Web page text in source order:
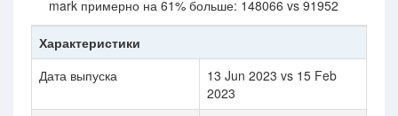
mark примерно на 61% больше: 148066 vs 91952
Характеристики
Дата выпуска
13 Jun 2023 vs 15 Feb
2023